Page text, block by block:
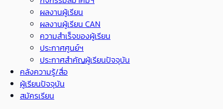
ผลงานผู้เรียน
ผลงานผู้เรียน CAN
ความสำเร็จของผู้เรียน
ประกาศศูนย์ฯ
ประกาศสำคัญผู้เรียนปัจจุบัน
คลังความรู้/สื่อ
ผู้เรียนปัจจุบัน
สมัครเรียน